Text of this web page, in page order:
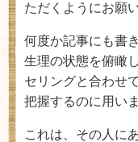
ただくようにお願
何度か記事にも書
生理の状態を俯瞰
セリングと合わせ
把握するのに用いま
これは、その人に